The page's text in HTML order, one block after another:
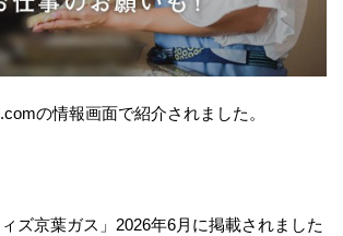
の情報画面で紹介されました。
ィズ京葉ガス」2026年6月に掲載されました